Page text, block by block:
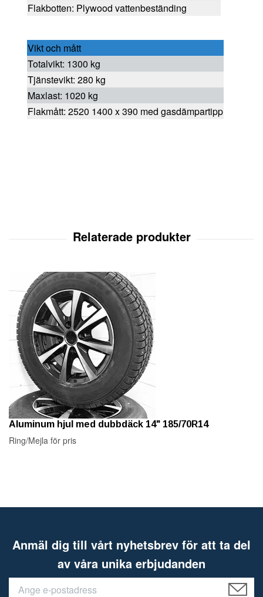
Flakbotten: Plywood vattenbeständing
Vikt och mått
Totalvikt: 1300 kg
Tjänstevikt: 280 kg
Maxlast: 1020 kg
Flakmått: 2520 1400 x 390 med gasdämpartipp
Aluminum hjul med dubbdäck 14" 185/70R14
Ring/Mejla för pris
Anmäl dig till vårt nyhetsbrev för att ta del
av våra unika erbjudanden